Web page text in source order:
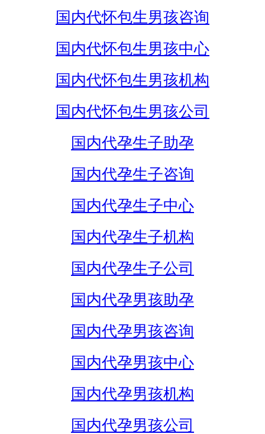
国内代怀包生男孩咨询
国内代怀包生男孩中心
国内代怀包生男孩机构
国内代怀包生男孩公司
国内代孕生子助孕
国内代孕生子咨询
国内代孕生子中心
国内代孕生子机构
国内代孕生子公司
国内代孕男孩助孕
国内代孕男孩咨询
国内代孕男孩中心
国内代孕男孩机构
国内代孕男孩公司